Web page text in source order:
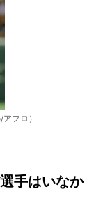
フロ）
手はいなか